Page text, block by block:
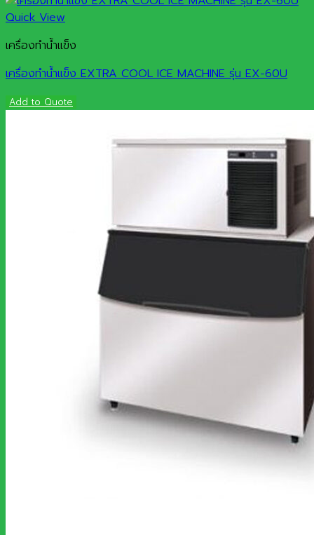
Quick View
เครื่องทำน้ำแข็ง
เครื่องทำน้ำแข็ง EXTRA COOL ICE MACHINE รุ่น EX-60U
Add to Quote